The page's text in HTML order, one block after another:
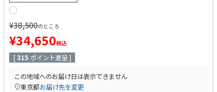
¥38,500のところ
¥34,650税込
[315 ポイント進呈 ]
この地域へのお届け日は表示できません
東京都お届け先を変更